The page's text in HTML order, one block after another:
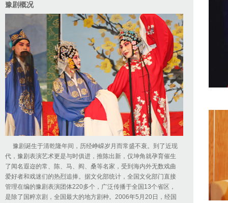
豫剧概况
豫剧诞生于清乾隆年间，历经峥嵘岁月而常盛不衰。到了近现
代，豫剧表演艺术更是与时俱进，推陈出新，仅坤角就孕育催生
了闻名遐迩的常、陈、马、阎、桑等名家，受到海内外无数戏曲
爱好者和戏迷们的热烈追捧。据文化部统计，全国文化部门直接
管理在编的豫剧表演团体220多个，广泛传播于全国13个省区，
是除了国粹京剧，全国最大的地方剧种。2006年5月20日，经国